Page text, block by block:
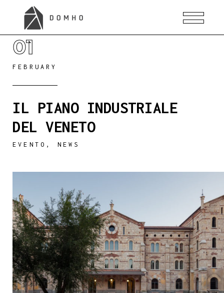
01
FEBRUARY
IL PIANO INDUSTRIALE
DEL VENETO
EVENTO , NEWS